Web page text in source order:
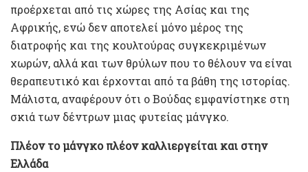
προέρχεται από τις χώρες της Ασίας και της
Αφρικής, ενώ δεν αποτελεί μόνο μέρος της
διατροφής και της κουλτούρας συγκεκριμένων
χωρών, αλλά και των θρύλων που το θέλουν να είναι
θεραπευτικό και έρχονται από τα βάθη της ιστορίας.
Μάλιστα, αναφέρουν ότι ο Βούδας εμφανίστηκε στη
σκιά των δέντρων μιας φυτείας μάνγκο.
Πλέον το μάνγκο πλέον καλλιεργείται και στην
Ελλάδα